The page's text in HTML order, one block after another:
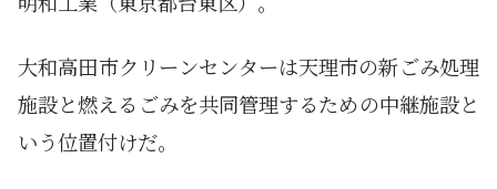
大和高田市クリーンセンターは天理市の新ごみ処理
施設と燃えるごみを共同管理するための中継施設と
いう位置付けだ。